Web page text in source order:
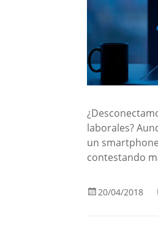
laborales?
un
contestando
20/04/2018